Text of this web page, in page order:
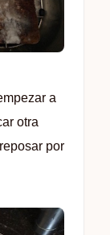
a
otra
por